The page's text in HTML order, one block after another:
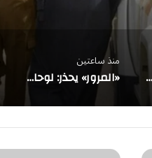
ضبط أكثر من 14 ألف مخالف لأنظمة الإقامة والعمل وأمن الحدود خلال أسبوع
منذ ساعتين
«المرور» يحذر: لوحات المركبة التالفة أو غير الواضحة مخالفة بغرامة تبلغ 2000 ريال